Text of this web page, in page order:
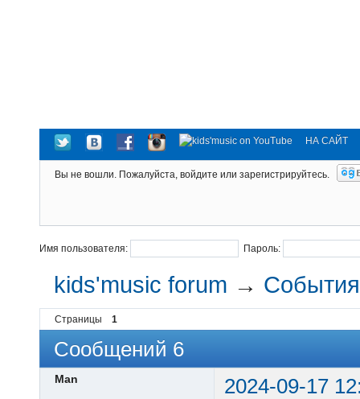
НА САЙТ
Вы не вошли. Пожалуйста, войдите или зарегистрируйтесь.
Имя пользователя: Пароль:
kids'music forum →
Страницы 1
Сообщений 6
Man 2024-09-17